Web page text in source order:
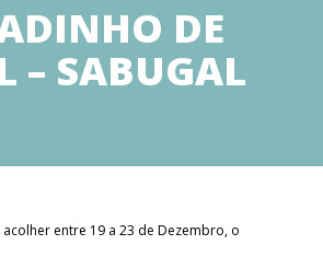
DE
– SABUGAL
entre 19 a 23 de Dezembro, o